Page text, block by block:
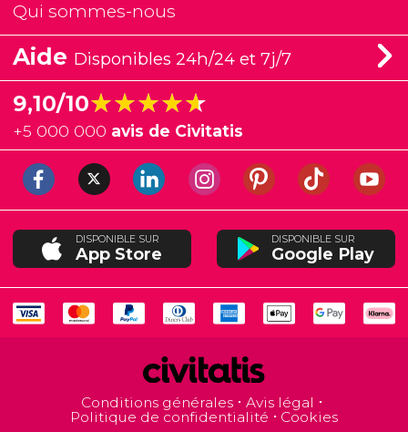
Qui sommes-nous
Aide Disponibles 24h/24 et 7j/7
9,10/10★★★★★
★★★★★
+5 000 000 avis de Civitatis
DISPONIBLE SUR
App Store
DISPONIBLE SUR
Google Play
Conditions générales
Avis légal
Politique de confidentialité
Cookies